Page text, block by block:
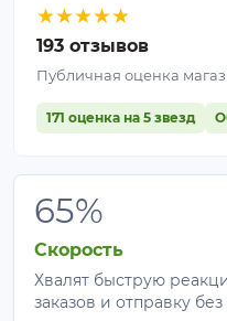
★★★★★
193 отзывов
Публичная оценка
171 оценка на 5 звезд
65%
Скорость
Хвалят быструю
заказов и отправку